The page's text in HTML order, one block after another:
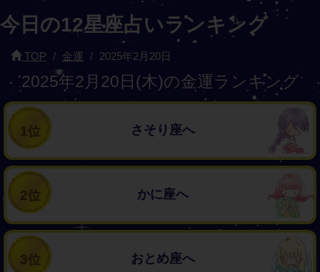
今日の12星座占いランキング
TOP 金運 2025年2月20日
2025年2月20日(木)の金運ランキング
1 さそり座へ
2 かに座へ
3 おとめ座へ